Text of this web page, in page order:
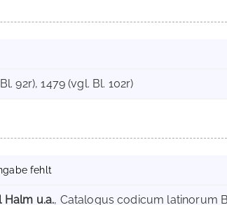
92r), 1479 (vgl. Bl. 102r)
fehlt
Halm u.a., Catalogus codicum latinorum